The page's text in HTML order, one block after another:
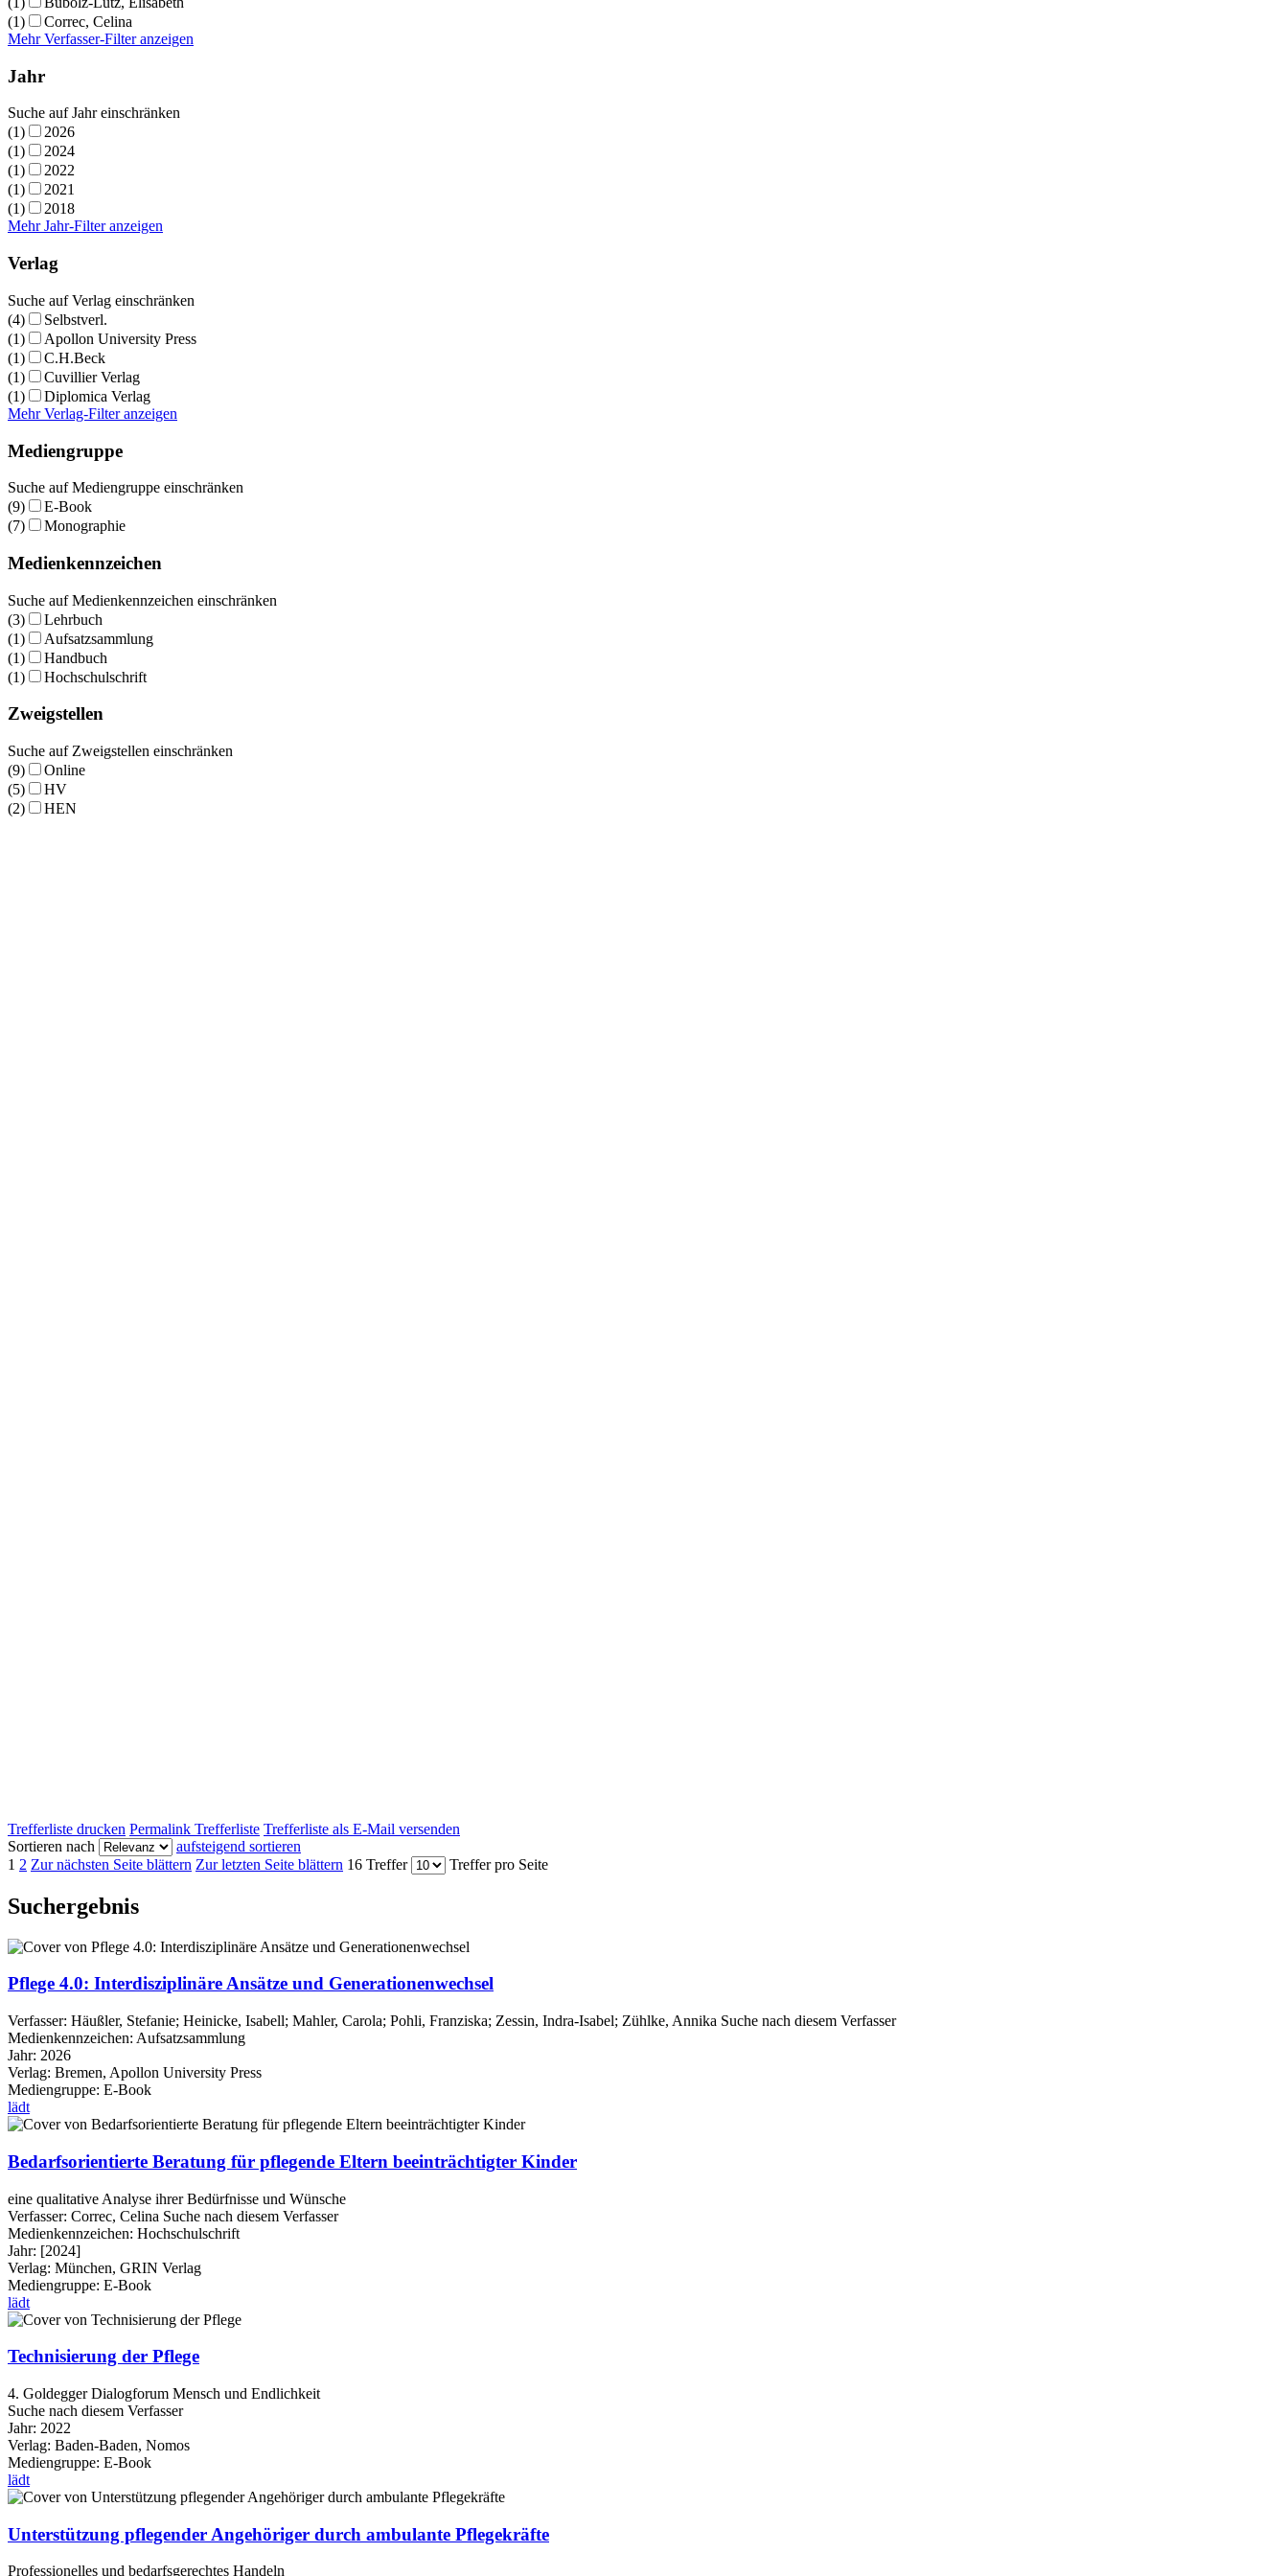
(1)
Correc, Celina
Mehr Verfasser-Filter anzeigen
Jahr
Suche auf Jahr einschränken
(1)
2026
(1)
2024
(1)
2022
(1)
2021
(1)
2018
Mehr Jahr-Filter anzeigen
Verlag
Suche auf Verlag einschränken
(4)
Selbstverl.
(1)
Apollon University Press
(1)
C.H.Beck
(1)
Cuvillier Verlag
(1)
Diplomica Verlag
Mehr Verlag-Filter anzeigen
Mediengruppe
Suche auf Mediengruppe einschränken
(9)
E-Book
(7)
Monographie
Medienkennzeichen
Suche auf Medienkennzeichen einschränken
(3)
Lehrbuch
(1)
Aufsatzsammlung
(1)
Handbuch
(1)
Hochschulschrift
Zweigstellen
Suche auf Zweigstellen einschränken
(9)
Online
(5)
HV
(2)
HEN
Trefferliste drucken Permalink Trefferliste Trefferliste als E-Mail versenden
Sortieren nach
aufsteigend sortieren
1 2 Zur nächsten Seite blättern Zur letzten Seite blättern 16 Treffer Treffer pro Seite
Suchergebnis
Pflege 4.0: Interdisziplinäre Ansätze und Generationenwechsel
Verfasser: Häußler, Stefanie; Heinicke, Isabell; Mahler, Carola; Pohli, Franziska; Zessin, Indra-Isabel; Zühlke, Annika Suche nach diesem Verfasser
Medienkennzeichen: Aufsatzsammlung
Jahr: 2026
Verlag: Bremen, Apollon University Press
Mediengruppe: E-Book
lädt
Bedarfsorientierte Beratung für pflegende Eltern beeinträchtigter Kinder
eine qualitative Analyse ihrer Bedürfnisse und Wünsche
Verfasser: Correc, Celina Suche nach diesem Verfasser
Medienkennzeichen: Hochschulschrift
Jahr: [2024]
Verlag: München, GRIN Verlag
Mediengruppe: E-Book
lädt
Technisierung der Pflege
4. Goldegger Dialogforum Mensch und Endlichkeit
Suche nach diesem Verfasser
Jahr: 2022
Verlag: Baden-Baden, Nomos
Mediengruppe: E-Book
lädt
Unterstützung pflegender Angehöriger durch ambulante Pflegekräfte
Professionelles und bedarfsgerechtes Handeln